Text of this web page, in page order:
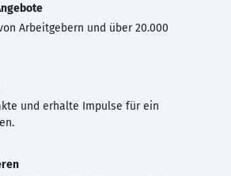
Arbeitgebern und über 20.000
und erhalte Impulse für ein